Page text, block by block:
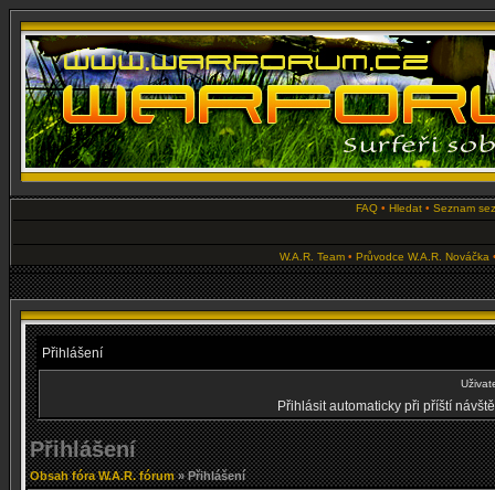
FAQ • Hledat • Seznam
W.A.R. Team• Průvodce W.A.R. Nováčka
Přihlášení
Přihlásit automaticky při příští
Přihlášení
Obsah fóra W.A.R. fórum» Přihlášení